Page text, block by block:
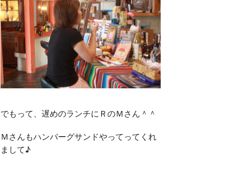
でもって、遅めのランチにＲのＭさん＾＾
Ｍさんもハンバーグサンドやってってくれ
まして♪